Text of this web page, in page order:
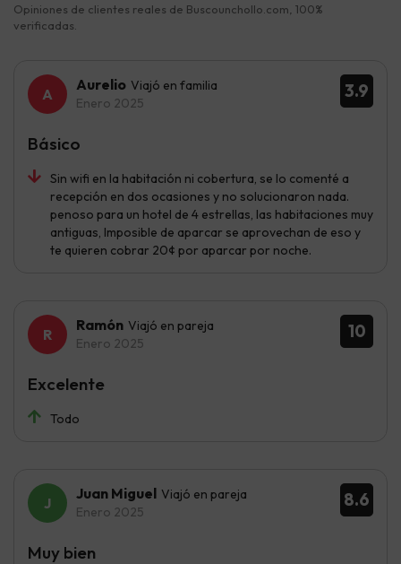
Opiniones de clientes reales de Buscounchollo.com, 100%
verificadas.
3.9
Aurelio Viajó en familia
Enero 2025
Sin wifi en la habitación ni cobertura, se lo comenté a
recepción en dos ocasiones y no solucionaron nada.
penoso para un hotel de 4 estrellas, las habitaciones muy
antiguas, Imposible de aparcar se aprovechan de eso y
te quieren cobrar 20¢ por aparcar por noche.
Básico
10
Ramón Viajó en pareja
Enero 2025
Todo
Excelente
8.6
Juan Miguel Viajó en pareja
Enero 2025
Muy bien